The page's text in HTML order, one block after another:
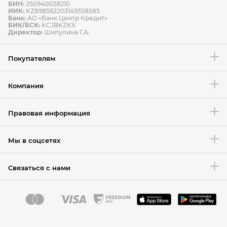
Условия возврата товара
БИН: 250940028210
ИИК: KZ898562203149358585
Банк: АО «Банк Центр Кредит»
БИК/БСК: KCJBKZKX
Директор: Шипулина Г.А.
Покупателям
Компания
Правовая информация
Мы в соцсетях
Связаться с нами